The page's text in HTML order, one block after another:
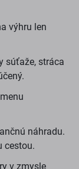
výhru len
súťaže, stráca
náhradu.
cestou.
v zmysle